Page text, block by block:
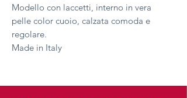
Modello con laccetti, interno in vera
pelle color cuoio, calzata comoda e
regolare.
Made in Italy